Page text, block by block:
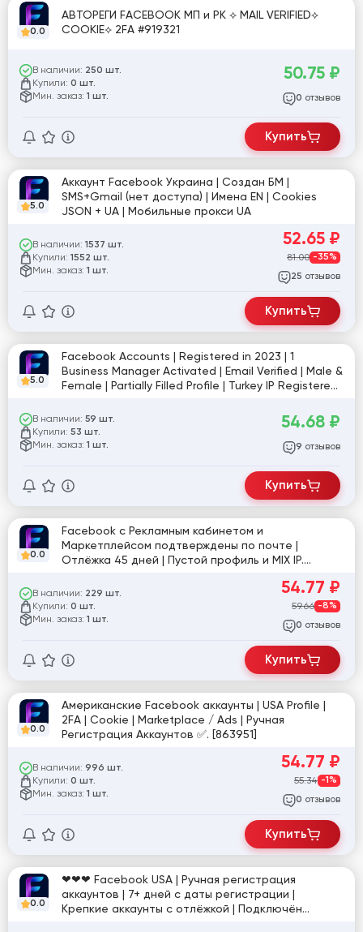
0.0
АВТОРЕГИ FACEBOOK МП и РК ⟡ MAIL VERIFIED⟡
COOKIE⟡ 2FA #919321
В наличии: 250 шт.
Купили: 0 шт.
Мин. заказ: 1 шт.
50.75 ₽
0 отзывов
Купить
5.0
Аккаунт Facebook Украина | Создан БМ |
SMS+Gmail (нет доступа) | Имена EN | Cookies
JSON + UA | Мобильные прокси UA
В наличии: 1537 шт.
Купили: 1552 шт.
Мин. заказ: 1 шт.
52.65 ₽
81.00 -35%
25 отзывов
Купить
5.0
Facebook Accounts | Registered in 2023 | 1
Business Manager Activated | Email Verified | Male &
Female | Partially Filled Profile | Turkey IP Registered |
В наличии: 59 шт.
Купили: 53 шт.
Мин. заказ: 1 шт.
54.68 ₽
9 отзывов
Купить
0.0
Facebook с Рекламным кабинетом и
Маркетплейсом подтверждены по почте |
Отлёжка 45 дней | Пустой профиль и MIX IP.
В наличии: 229 шт.
Купили: 0 шт.
Мин. заказ: 1 шт.
54.77 ₽
59.66 -8%
0 отзывов
Купить
0.0
Американские Facebook аккаунты | USA Profile |
2FA | Cookie | Marketplace / Ads | Ручная
Регистрация Аккаунтов ✅. [863951]
В наличии: 996 шт.
Купили: 0 шт.
Мин. заказ: 1 шт.
54.77 ₽
55.34 -1%
0 отзывов
Купить
0.0
❤❤❤ Facebook USA | Ручная регистрация
аккаунтов | 7+ дней с даты регистрации |
Крепкие аккаунты с отлёжкой | Подключён